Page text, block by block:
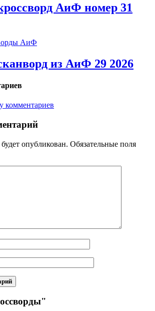
АиФ номер 31
из АиФ 29 2026
комментариев
опубликован. Обязательные поля